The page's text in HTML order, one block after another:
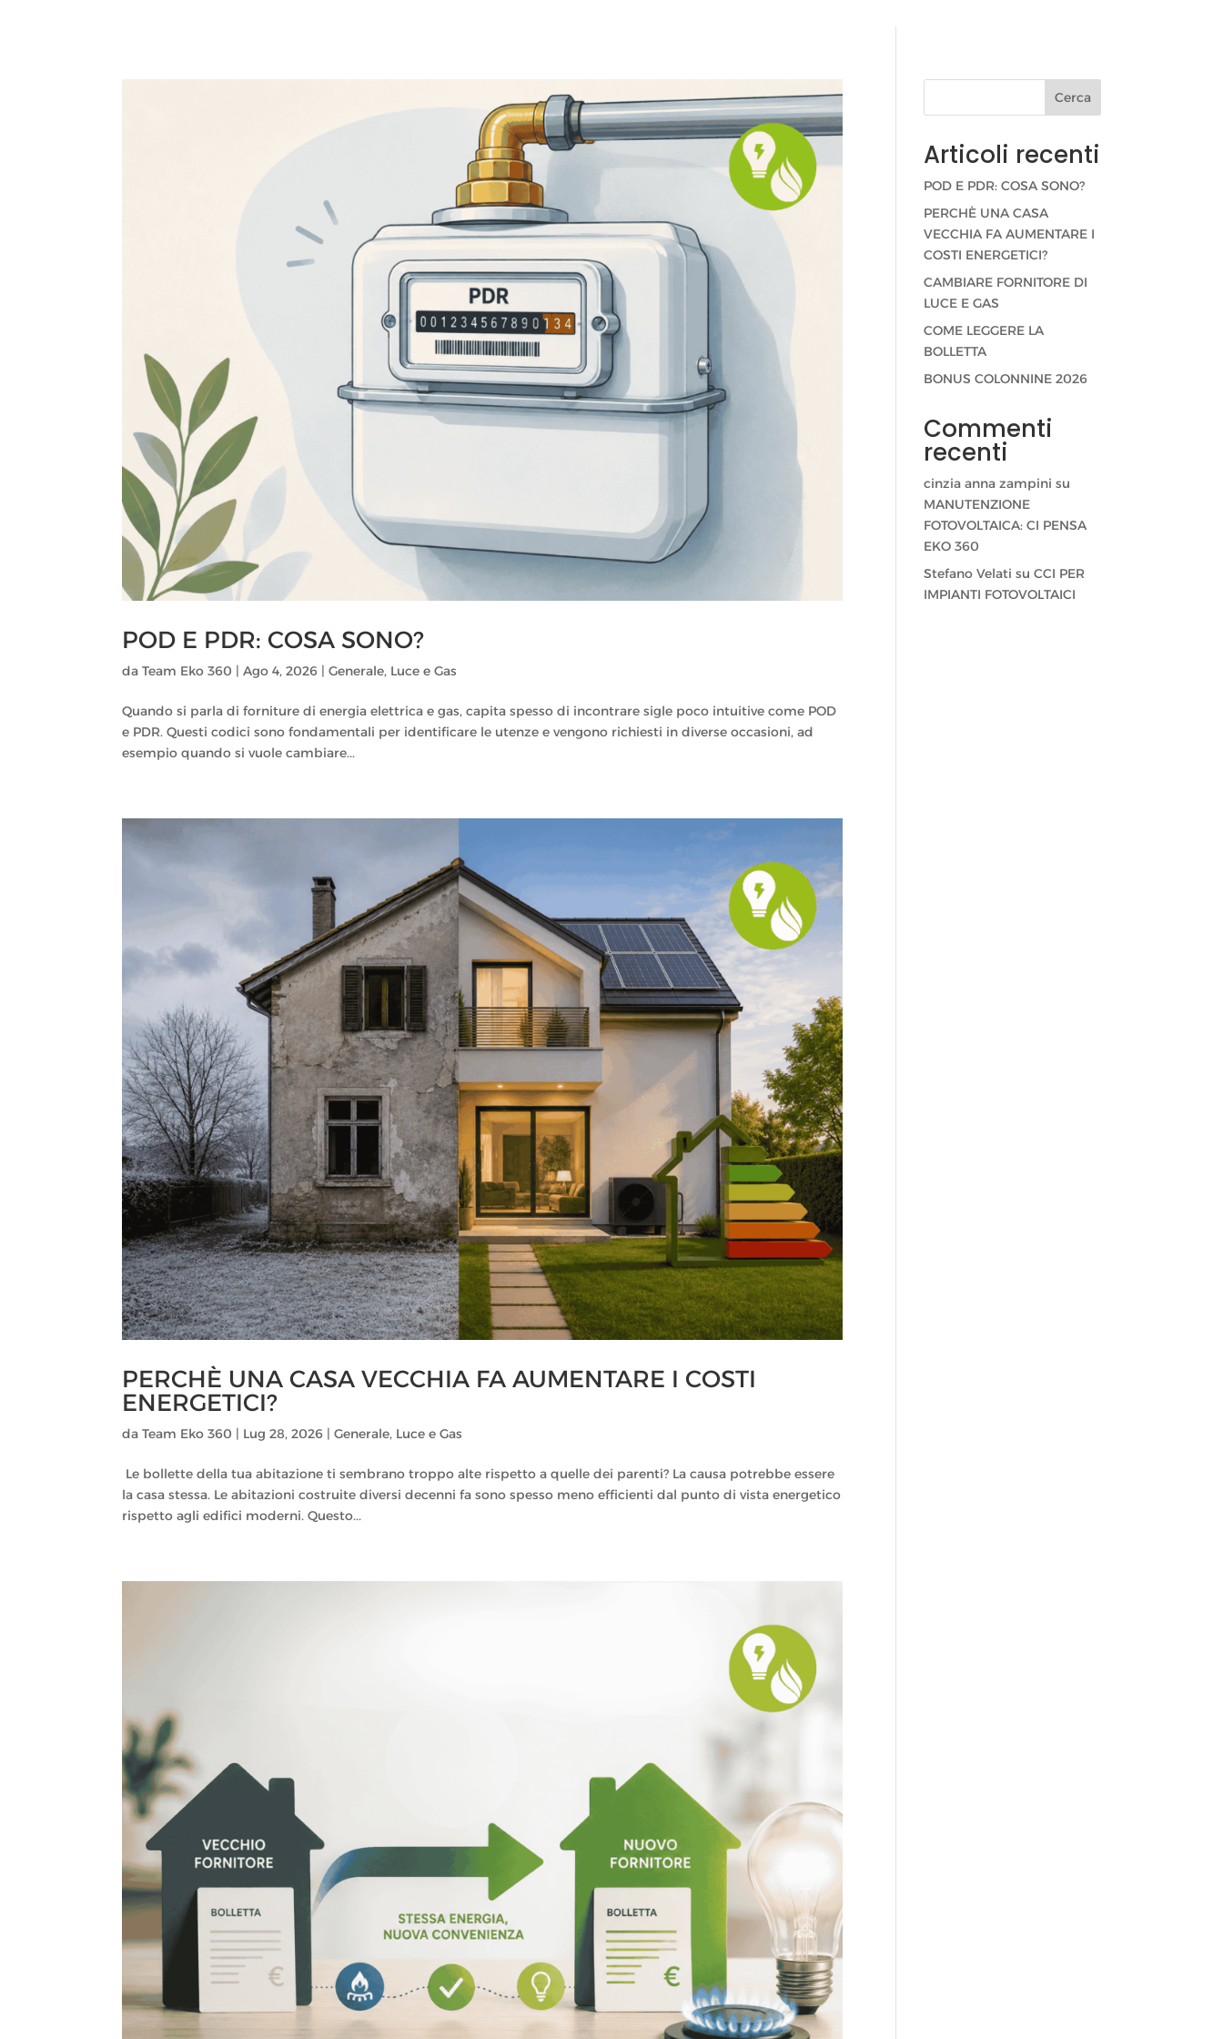
POD E PDR: COSA SONO?
daTeam Eko 360 |Ago 4, 2026 |Generale, Luce e Gas
Quando si parla di forniture di energia elettrica e gas, capita spesso di incontrare sigle poco intuitive come POD
e PDR. Questi codici sono fondamentali per identificare le utenze e vengono richiesti in diverse occasioni, ad
esempio quando si vuole cambiare...
PERCHÈ UNA CASA VECCHIA FA AUMENTARE I COSTI
ENERGETICI?
daTeam Eko 360 | Lug 28, 2026 |Generale, Luce e Gas
Le bollette della tua abitazione ti sembrano troppo alte rispetto a quelle dei parenti? La causa potrebbe essere
la casa stessa. Le abitazioni costruite diversi decenni fa sono spesso meno efficienti dal punto di vista energetico
rispetto agli edifici moderni. Questo...
Cerca
Articoli recenti
POD E PDR: COSA SONO?
PERCHÈ UNA CASA
VECCHIA FA AUMENTARE I
COSTI ENERGETICI?
CAMBIARE FORNITORE DI
LUCE E GAS
COME LEGGERE LA
BOLLETTA
BONUS COLONNINE 2026
Commenti
recenti
cinzia anna zampini su
MANUTENZIONE
FOTOVOLTAICA: CI PENSA
EKO 360
Stefano Velati suCCI PER
IMPIANTI FOTOVOLTAICI